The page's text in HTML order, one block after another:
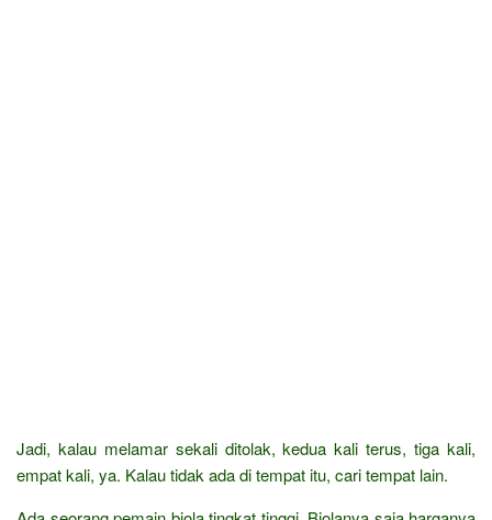
Jadi, kalau melamar sekali ditolak, kedua kali terus, tiga kali,
empat kali, ya. Kalau tidak ada di tempat itu, cari tempat lain.